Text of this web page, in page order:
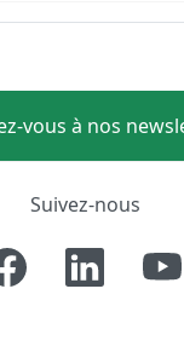
vous à nos
Suivez-nous